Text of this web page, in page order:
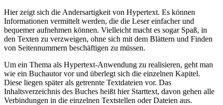
Hier zeigt sich die Andersartigkeit von Hypertext. Es können
Informationen vermittelt werden, die die Leser einfacher und
bequemer aufnehmen können. Vielleicht macht es sogar Spaß, in
den Texten zu verzweigen, ohne sich mit dem Blättern und Finden
von Seitennummern beschäftigen zu müssen.
Um ein Thema als Hypertext-Anwendung zu realisieren, geht man
wie ein Buchautor vor und überlegt sich die einzelnen Kapitel.
Diese liegen später als getrennte Textdateien vor. Das
Inhaltsverzeichnis des Buches heißt hier Starttext, davon gehen alle
Verbindungen in die einzelnen Textstellen oder Dateien aus.